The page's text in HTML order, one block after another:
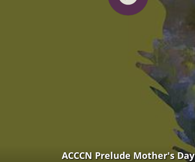
ACCCN Prelude Mother's Day